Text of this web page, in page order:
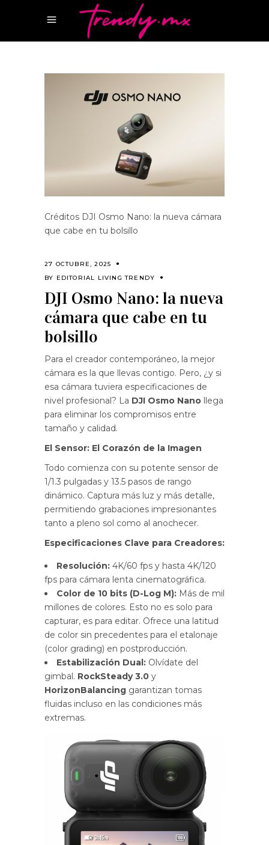
Créditos DJI Osmo Nano: la nueva cámara
que cabe en tu bolsillo
27 OCTUBRE, 2025
BY EDITORIAL LIVING TRENDY
DJI Osmo Nano: la nueva
cámara que cabe en tu
bolsillo
Para el creador contemporáneo, la mejor
cámara es la que llevas contigo. Pero, ¿y si
esa cámara tuviera especificaciones de
nivel profesional? La DJI Osmo Nano llega
para eliminar los compromisos entre
tamaño y calidad.
El Sensor: El Corazón de la Imagen
Todo comienza con su potente sensor de
1/1.3 pulgadas y 13.5 pasos de rango
dinámico. Captura más luz y más detalle,
permitiendo grabaciones impresionantes
tanto a pleno sol como al anochecer.
Especificaciones Clave para Creadores:
Resolución: 4K/60 fps y hasta 4K/120
fps para cámara lenta cinematográfica.
Color de 10 bits (D-Log M): Más de mil
millones de colores. Esto no es solo para
capturar, es para editar. Ofrece una latitud
de color sin precedentes para el etalonaje
(color grading) en postproducción.
Estabilización Dual: Olvídate del
gimbal. RockSteady 3.0 y
HorizonBalancing garantizan tomas
fluidas incluso en las condiciones más
extremas.